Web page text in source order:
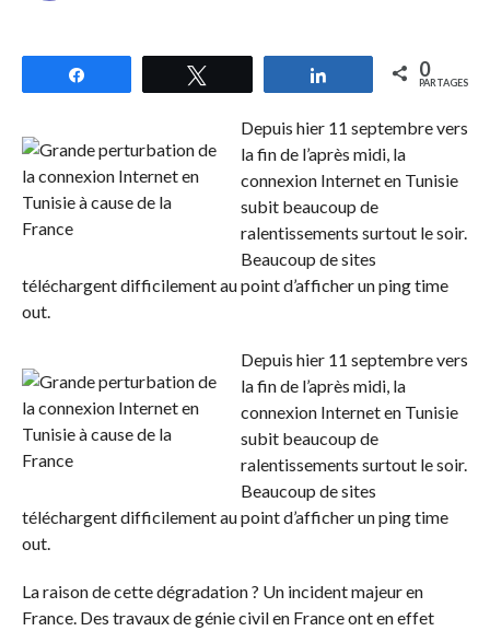
Partagez 0
PARTAGES
Depuis hier 11 septembre vers
la fin de l’après midi, la
connexion Internet en Tunisie
subit beaucoup de
ralentissements surtout le soir.
Beaucoup de sites
téléchargent difficilement au point d’afficher un ping time
out.
Depuis hier 11 septembre vers
la fin de l’après midi, la
connexion Internet en Tunisie
subit beaucoup de
ralentissements surtout le soir.
Beaucoup de sites
téléchargent difficilement au point d’afficher un ping time
out.
La raison de cette dégradation ? Un incident majeur en
France. Des travaux de génie civil en France ont en effet